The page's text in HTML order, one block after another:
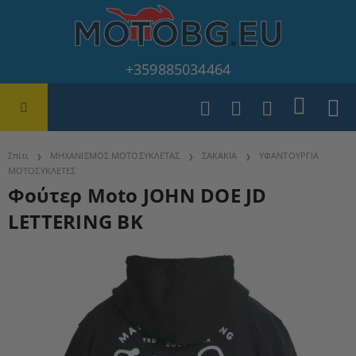
+359885034464
Σπίτι ΜΗΧΑΝΙΣΜΟΣ ΜΟΤΟΣΥΚΛΕΤΑΣ ΣΑΚΑΚΙΑ
ΥΦΑΝΤΟΥΡΓΙΑ
ΜΟΤΟΣΥΚΛΕΤΕΣ
Φούτερ Moto JOHN DOE JD
LETTERING BK